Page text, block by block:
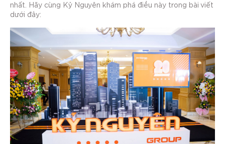
nhất. Hãy cùng Kỷ Nguyên khám phá điều này trong bài viết
dưới đây: